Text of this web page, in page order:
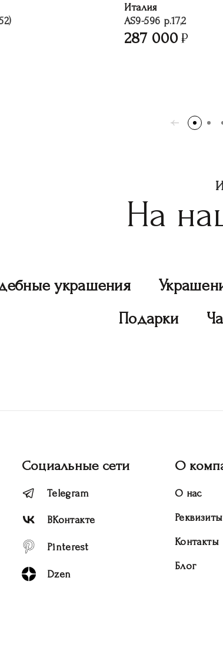
Италия
AS9-596 р.17,2
287 000
На
украшения
Подарки
Социальные сети
Telegram
ВКонтакте
Pinterest
Dzen
О
О нас
Реквизиты
Контакты
Блог